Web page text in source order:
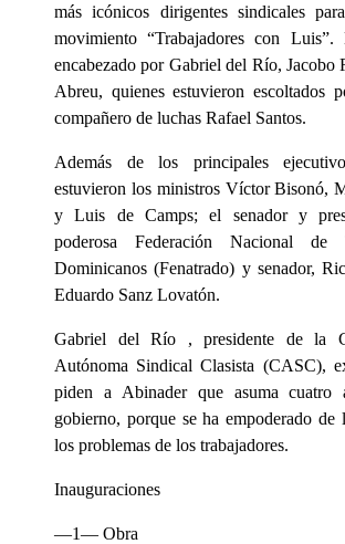
más icónicos dirigentes sindicales
movimiento “Trabajadores con
encabezado por Gabriel del Río, Jacobo
Abreu, quienes estuvieron escoltados
compañero de luchas Rafael Santos.
Además de los principales
estuvieron los ministros Víctor Bisonó,
y Luis de Camps; el senador y
poderosa Federación Nacional de
Dominicanos (Fenatrado) y senador,
Eduardo Sanz Lovatón.
Gabriel del Río , presidente de la
Autónoma Sindical Clasista (CASC),
piden a Abinader que asuma cuatro
gobierno, porque se ha empoderado de
los problemas de los trabajadores.
Inauguraciones
—1— Obra